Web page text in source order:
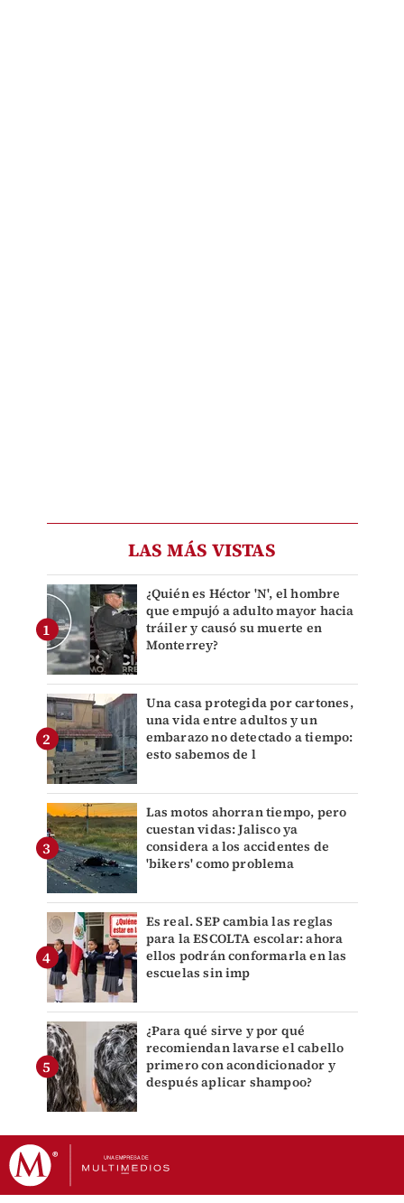
LAS MÁS VISTAS
¿Quién es Héctor 'N', el hombre
que empujó a adulto mayor hacia
tráiler y causó su muerte en
Monterrey?
Una casa protegida por cartones,
una vida entre adultos y un
embarazo no detectado a tiempo:
esto sabemos de l
Las motos ahorran tiempo, pero
cuestan vidas: Jalisco ya
considera a los accidentes de
'bikers' como problema
Es real. SEP cambia las reglas
para la ESCOLTA escolar: ahora
ellos podrán conformarla en las
escuelas sin imp
¿Para qué sirve y por qué
recomiendan lavarse el cabello
primero con acondicionador y
después aplicar shampoo?